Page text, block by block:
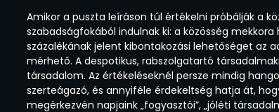
Amikor a puszta leíráson túl értékelni próbálják a
szabadságfokából indulnak ki: a közösség
százalékának jelent kibontakozási lehetőséget az
mérhető. A despotikus, rabszolgatartó
társadalom. Az értékeléseknél persze mindig
szerteágazó, és annyiféle érdekeltség hatja át,
megérkezvén napjaink „fogyasztói”, „jóléti